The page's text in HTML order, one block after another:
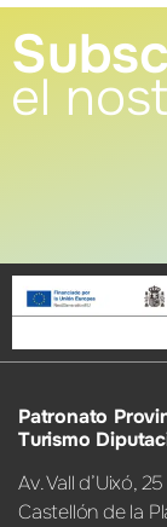
el
Patronato
Turismo
Av. Vall d’Uixó,
Castellón de la